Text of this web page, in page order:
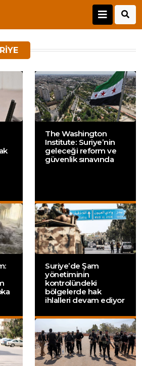
The Washington
Institute: Suriye’nin
geleceği reform ve
güvenlik sınavında
Suriye’de Şam
yönetiminin
kontrolündeki
bölgelerde hak
ihlalleri devam ediyor